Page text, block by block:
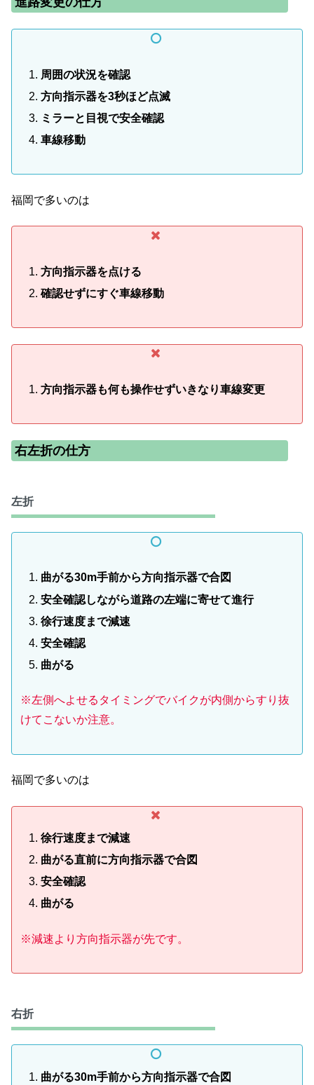
周囲の状況を確認
方向指示器を3秒ほど点滅
ミラーと目視で安全確認
車線移動
福岡で多いのは
方向指示器を点ける
確認せずにすぐ車線移動
方向指示器も何も操作せずいきなり車線変更
右左折の仕方
左折
曲がる30m手前から方向指示器で合図
安全確認しながら道路の左端に寄せて進行
徐行速度まで減速
安全確認
曲がる
※左側へよせるタイミングでバイクが内側からすり抜
けてこないか注意。
福岡で多いのは
徐行速度まで減速
曲がる直前に方向指示器で合図
安全確認
曲がる
※減速より方向指示器が先です。
右折
曲がる30m手前から方向指示器で合図